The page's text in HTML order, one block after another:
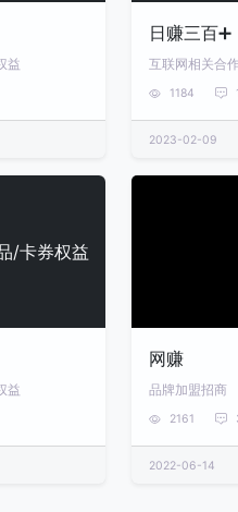
益
日赚三百➕
互联网相关合
1184
2023-02-09
/卡券权益
益
网赚
品牌加盟招商
2161
2022-06-14